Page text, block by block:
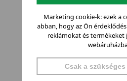
Marketing cookie-k: ezek a
abban, hogy az Ön
reklámokat és termékeket
Csak a